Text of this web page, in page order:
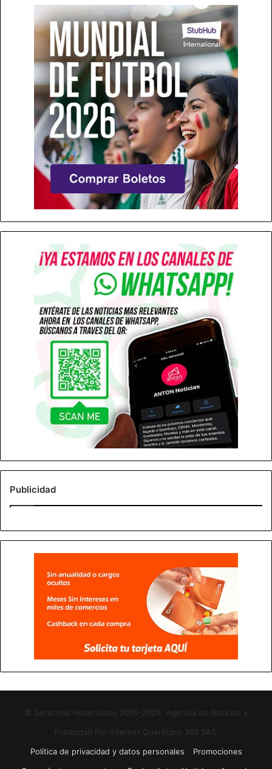
Publicidad
© Derechos Reservados 2015-2026, Agencia de Noticias y
Publicidad Por Internet Querétaro 360 SAS.
Política de privacidad y datos personales
Promociones